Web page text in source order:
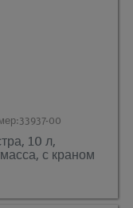
33937-00
10 л,
с краном